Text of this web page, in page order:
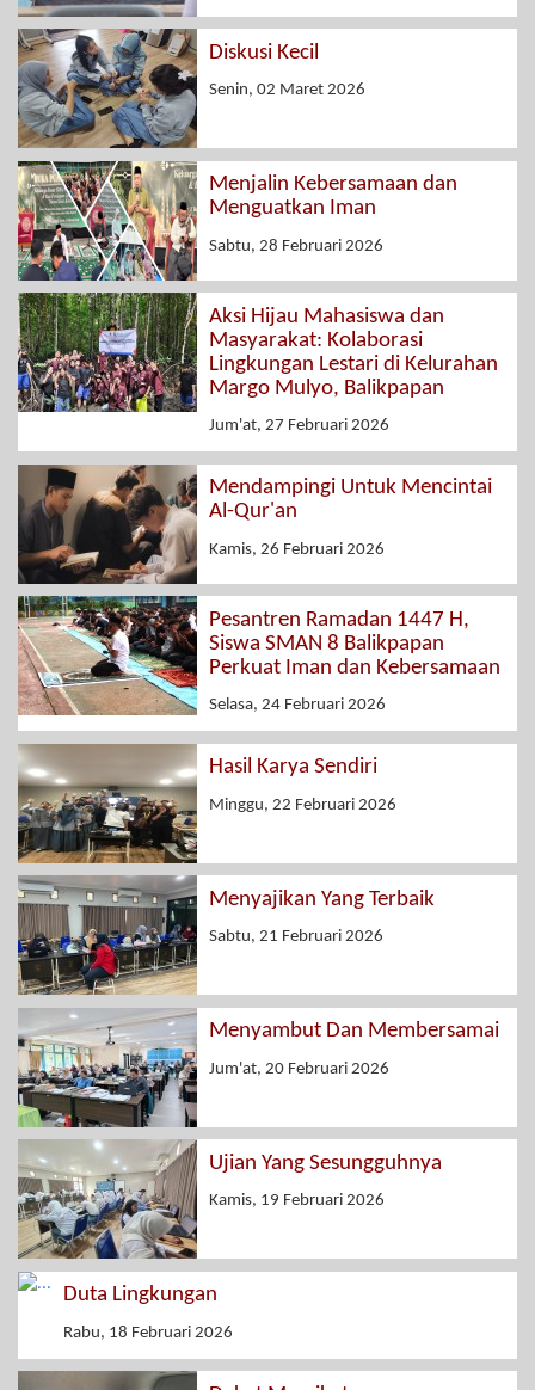
Diskusi Kecil
Senin, 02 Maret 2026
Menjalin Kebersamaan dan
Menguatkan Iman
Sabtu, 28 Februari 2026
Aksi Hijau Mahasiswa dan
Masyarakat: Kolaborasi
Lingkungan Lestari di Kelurahan
Margo Mulyo, Balikpapan
Jum'at, 27 Februari 2026
Mendampingi Untuk Mencintai
Al-Qur'an
Kamis, 26 Februari 2026
Pesantren Ramadan 1447 H,
Siswa SMAN 8 Balikpapan
Perkuat Iman dan Kebersamaan
Selasa, 24 Februari 2026
Hasil Karya Sendiri
Minggu, 22 Februari 2026
Menyajikan Yang Terbaik
Sabtu, 21 Februari 2026
Menyambut Dan Membersamai
Jum'at, 20 Februari 2026
Ujian Yang Sesungguhnya
Kamis, 19 Februari 2026
Duta Lingkungan
Rabu, 18 Februari 2026